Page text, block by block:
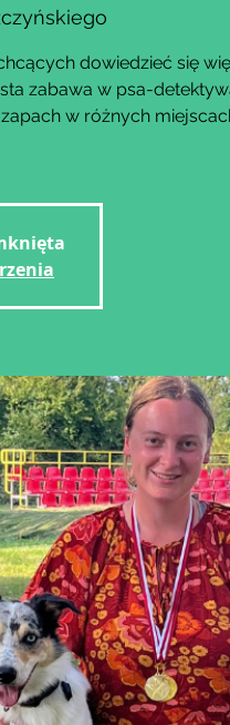
dowiedzieć się
zabawa w psa-
w różnych